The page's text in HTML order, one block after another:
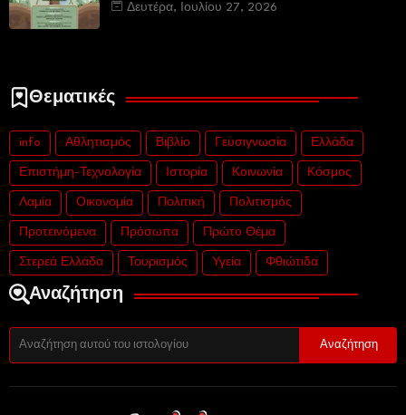
Δευτέρα, Ιουλίου 27, 2026
Θεματικές
info Αθλητισμός Βιβλίο Γευσιγνωσία Ελλάδα
Επιστήμη-Τεχνολογία Ιστορία Κοινωνία Κόσμος
Λαμία Οικονομία Πολιτική Πολιτισμός
Προτεινόμενα Πρόσωπα Πρώτο Θέμα
Στερεά Ελλάδα Τουρισμός Υγεία Φθιώτιδα
Αναζήτηση